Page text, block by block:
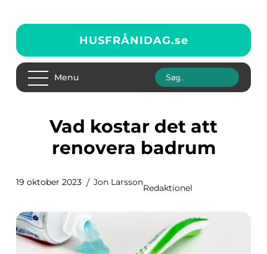
HUSFRÅNIDAG.se
Menu
Vad kostar det att
renovera badrum
19 oktober 2023 Jon Larsson
Redaktionel